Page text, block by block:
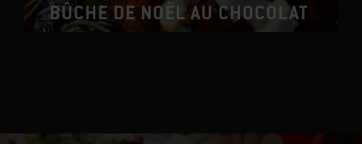
BÛCHE DE NOËL AU CHOCOLAT